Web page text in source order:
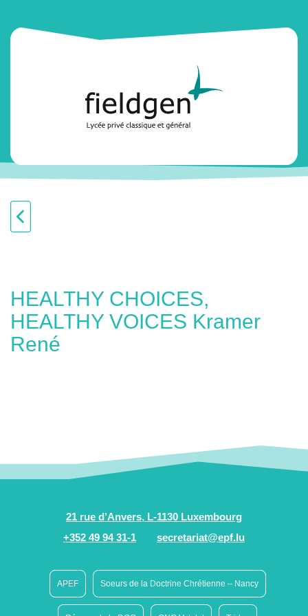
HEALTHY CHOICES,
HEALTHY VOICES Kramer
René
21 rue d’Anvers, L-1130 Luxembourg
+352 49 94 31-1
secretariat@epf.lu
APEF Soeurs de la Doctrine Chrétienne – Nancy